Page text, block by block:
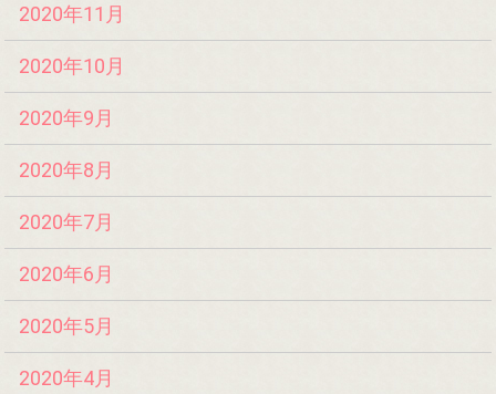
2020年11月
2020年10月
2020年9月
2020年8月
2020年7月
2020年6月
2020年5月
2020年4月